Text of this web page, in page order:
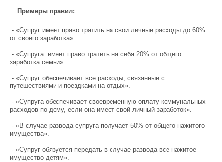
Примеры правил:
- «Супруг имеет право тратить на свои личные расходы до 60%
от своего заработка».
- «Супруга имеет право тратить на себя 20% от общего
заработка семьи».
- «Супруг обеспечивает все расходы, связанные с
путешествиями и поездками на отдых».
- «Супруга обеспечивает своевременную оплату коммунальных
расходов по дому, если она имеет свой личный заработок».
- «В случае развода супруга получает 50% от общего нажитого
имущества».
- «Супруг обязуется передать в случае развода все нажитое
имущество детям».